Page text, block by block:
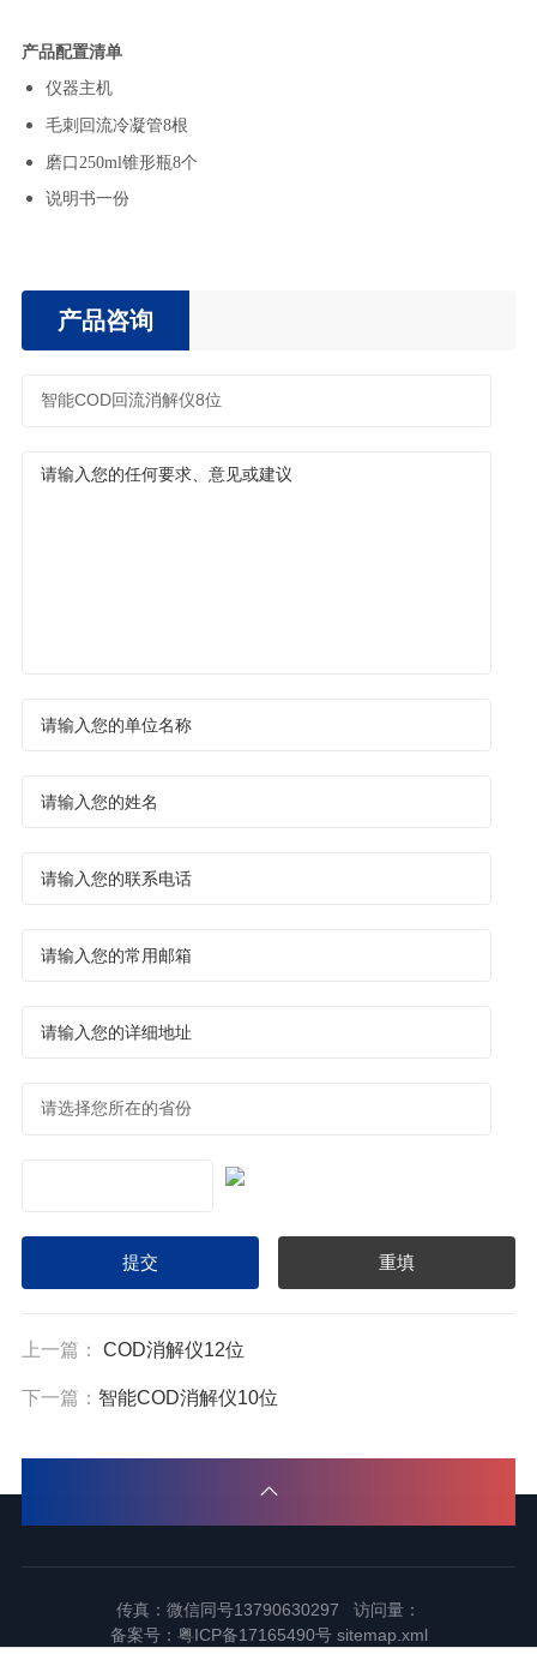
产品配置清单
仪器主机
毛刺回流冷凝管8根
磨口 250ml锥形瓶8个
说明书一份
产品咨询
上一篇： COD消解仪12位
下一篇： 智能COD消解仪10位
传真：微信同号13790630297 访问量：
备案号： 粤ICP备17165490号 sitemap.xml